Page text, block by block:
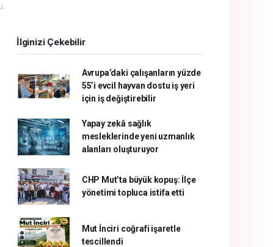
İlginizi Çekebilir
Avrupa’daki çalışanların yüzde
55’i evcil hayvan dostu iş yeri
için iş değiştirebilir
Yapay zekâ sağlık
mesleklerinde yeni uzmanlık
alanları oluşturuyor
CHP Mut’ta büyük kopuş: İlçe
yönetimi topluca istifa etti
Mut İnciri coğrafi işaretle
tescillendi